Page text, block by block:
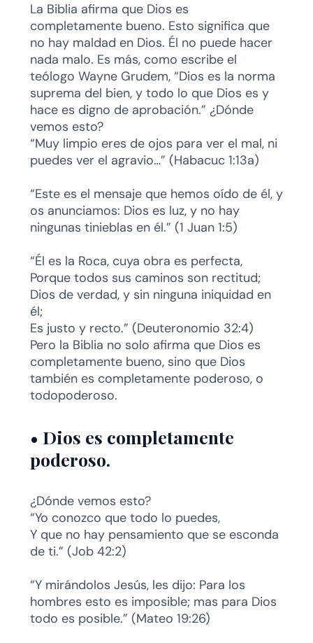
La Biblia afirma que Dios es
completamente bueno. Esto significa que
no hay maldad en Dios. Él no puede hacer
nada malo. Es más, como escribe el
teólogo Wayne Grudem, “Dios es la norma
suprema del bien, y todo lo que Dios es y
hace es digno de aprobación.” ¿Dónde
vemos esto?
“Muy limpio eres de ojos para ver el mal, ni
puedes ver el agravio…” (Habacuc 1:13a)
“Este es el mensaje que hemos oído de él, y
os anunciamos: Dios es luz, y no hay
ningunas tinieblas en él.” (1 Juan 1:5)
“Él es la Roca, cuya obra es perfecta,
Porque todos sus caminos son rectitud;
Dios de verdad, y sin ninguna iniquidad en
él;
Es justo y recto.” (Deuteronomio 32:4)
Pero la Biblia no solo afirma que Dios es
completamente bueno, sino que Dios
también es completamente poderoso, o
todopoderoso.
• Dios es completamente
poderoso.
¿Dónde vemos esto?
“Yo conozco que todo lo puedes,
Y que no hay pensamiento que se esconda
de ti.” (Job 42:2)
“Y mirándolos Jesús, les dijo: Para los
hombres esto es imposible; mas para Dios
todo es posible.” (Mateo 19:26)